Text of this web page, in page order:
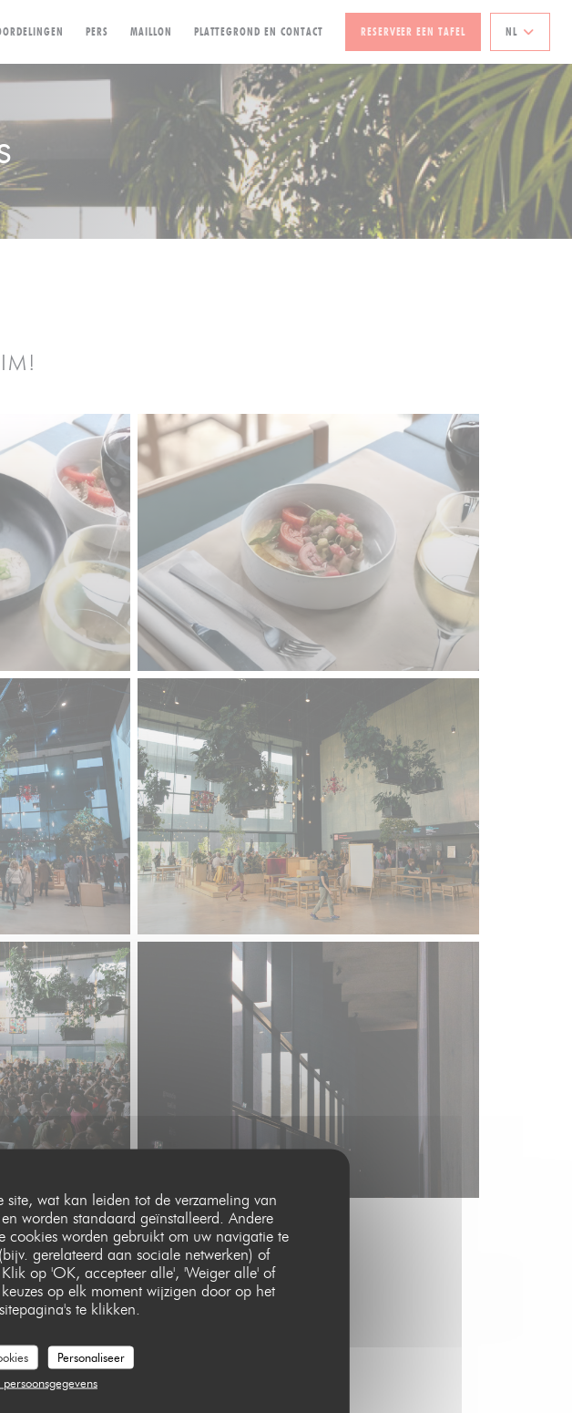
site, wat kan leiden tot de verzameling van
worden standaard geïnstalleerd. Andere
cookies worden gebruikt om uw navigatie te
gerelateerd aan sociale netwerken) of
op 'OK, accepteer alle', 'Weiger alle' of
op elk moment wijzigen door op het
te klikken.
Personaliseer
PERS MAILLON ((OPENT IN EEN NIEUW VENSTER))
PLATTEGROND EN CONTACT RESERVEER EEN TAFEL NL